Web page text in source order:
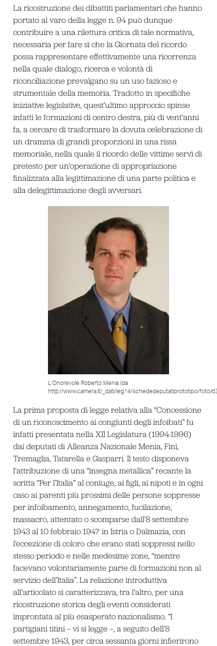
La ricostruzione dei dibattiti parlamentari che hanno
portato al varo della legge n. 94 può dunque
contribuire a una rilettura critica di tale normativa,
necessaria per fare sì che la Giornata del ricordo
possa rappresentare effettivamente una ricorrenza
nella quale dialogo, ricerca e volontà di
riconciliazione prevalgano su un uso fazioso e
strumentale della memoria. Tradotto in specifiche
iniziative legislative, quest’ultimo approccio spinse
infatti le formazioni di centro destra, più di vent’anni
fa, a cercare di trasformare la dovuta celebrazione di
un dramma di grandi proporzioni in una rissa
memoriale, nella quale il ricordo delle vittime servì di
pretesto per un’operazione di appropriazione
finalizzata alla legittimazione di una parte politica e
alla delegittimazione degli avversari.
L’Onorevole Roberto Menia (da
http://www.camera.it/_dati/leg14/schededeputatiprototipo/foto/
La prima proposta di legge relativa alla “Concessione
di un riconoscimento ai congiunti degli infoibati” fu
infatti presentata nella XII Legislatura (1994-1996)
dai deputati di Alleanza Nazionale Menia, Fini,
Tremaglia, Tatarella e Gasparri. Il testo disponeva
l’attribuzione di una “insegna metallica” recante la
scritta “Per l’Italia” al coniuge, ai figli, ai nipoti e in ogni
caso ai parenti più prossimi delle persone soppresse
per infoibamento, annegamento, fucilazione,
massacro, attentato o scomparse dall’8 settembre
1943 al 10 febbraio 1947 in Istria o Dalmazia, con
l’eccezione di coloro che erano stati soppressi nello
stesso periodo e nelle medesime zone, “mentre
facevano volontariamente parte di formazioni non al
servizio dell’Italia”. La relazione introduttiva
all’articolato si caratterizzava, tra l’altro, per una
ricostruzione storica degli eventi considerati
improntata al più esasperato nazionalismo. “I
partigiani titini – vi si legge –, a seguito dell’8
settembre 1943, per circa sessanta giorni infierirono